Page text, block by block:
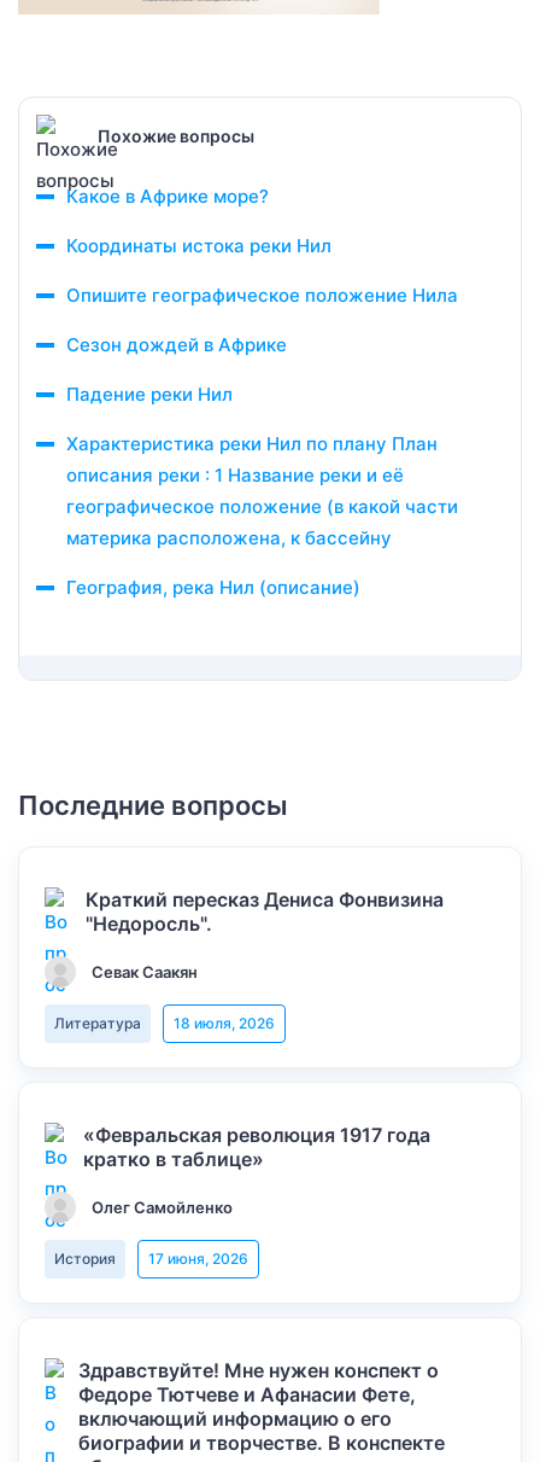
Похожие вопросы
Какое в Африке море?
Координаты истока реки Нил
Опишите географическое положение Нила
Сезон дождей в Африке
Падение реки Нил
Характеристика реки Нил по плану План
описания реки : 1 Название реки и её
географическое положение (в какой части
материка расположена, к бассейну
География, река Нил (описание)
Последние вопросы
Краткий пересказ Дениса Фонвизина
"Недоросль".
Севак Саакян
Литература 18 июля, 2026
«Февральская революция 1917 года
кратко в таблице»
Олег Самойленко
История 17 июня, 2026
Здравствуйте! Мне нужен конспект о
Федоре Тютчеве и Афанасии Фете,
включающий информацию о его
биографии и творчестве. В конспекте